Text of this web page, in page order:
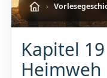
›
Kapitel 19
Heimweh